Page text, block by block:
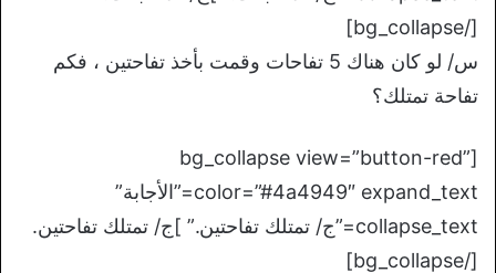
[/bg_collapse]
س/ لو كان هناك 5 تفاحات وقمت بأخذ تفاحتين ، فكم
تفاحة تمتلك؟
[bg_collapse view=”button-red”
color=”#4a4949″ expand_text=”الأجابة”
collapse_text=”ج/ تمتلك تفاحتين.” ]ج/ تمتلك تفاحتين.
[/bg_collapse]